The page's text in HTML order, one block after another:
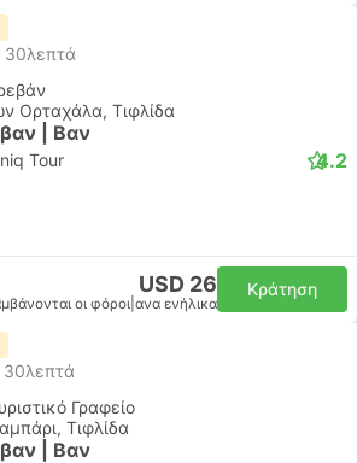
Ορταχάλα, Τιφλίδα
βαν | Βαν
Tour 4.2
USD 26
οι φόροι ανα ενήλικα
Κράτηση
Γραφείο
Τιφλίδα
βαν | Βαν